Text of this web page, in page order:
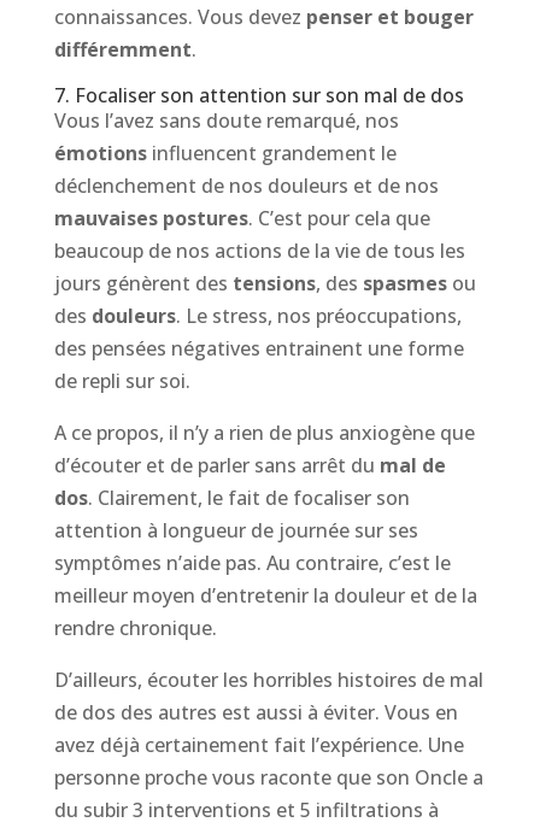
connaissances. Vous devez penser et bouger
différemment.
7. Focaliser son attention sur son mal de dos
Vous l’avez sans doute remarqué, nos
émotionsinfluencent grandement le
déclenchement de nos douleurs et de nos
mauvaises postures. C’est pour cela que
beaucoup de nos actions de la vie de tous les
jours génèrent des tensions, des spasmesou
des douleurs. Le stress, nos préoccupations,
des pensées négatives entrainent une forme
de repli sur soi.
A ce propos, il n’y a rien de plus anxiogène que
d’écouter et de parler sans arrêt du mal de
dos. Clairement, le fait de focaliser son
attention à longueur de journée sur ses
symptômes n’aide pas. Au contraire, c’est le
meilleur moyen d’entretenir la douleur et de la
rendre chronique.
D’ailleurs, écouter les horribles histoires de mal
de dos des autres est aussi à éviter. Vous en
avez déjà certainement fait l’expérience. Une
personne proche vous raconte que son Oncle a
du subir 3 interventions et 5 infiltrations à